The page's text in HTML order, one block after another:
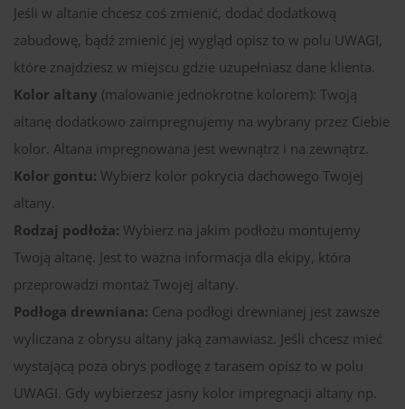
Jeśli w altanie chcesz coś zmienić, dodać dodatkową
zabudowę, bądź zmienić jej wygląd opisz to w polu UWAGI,
które znajdziesz w miejscu gdzie uzupełniasz dane klienta.
Kolor altany (malowanie jednokrotne kolorem): Twoją
altanę dodatkowo zaimpregnujemy na wybrany przez Ciebie
kolor. Altana impregnowana jest wewnątrz i na zewnątrz.
Kolor gontu: Wybierz kolor pokrycia dachowego Twojej
altany.
Rodzaj podłoża: Wybierz na jakim podłożu montujemy
Twoją altanę. Jest to ważna informacja dla ekipy, która
przeprowadzi montaż Twojej altany.
Podłoga drewniana: Cena podłogi drewnianej jest zawsze
wyliczana z obrysu altany jaką zamawiasz. Jeśli chcesz mieć
wystającą poza obrys podłogę z tarasem opisz to w polu
UWAGI. Gdy wybierzesz jasny kolor impregnacji altany np.